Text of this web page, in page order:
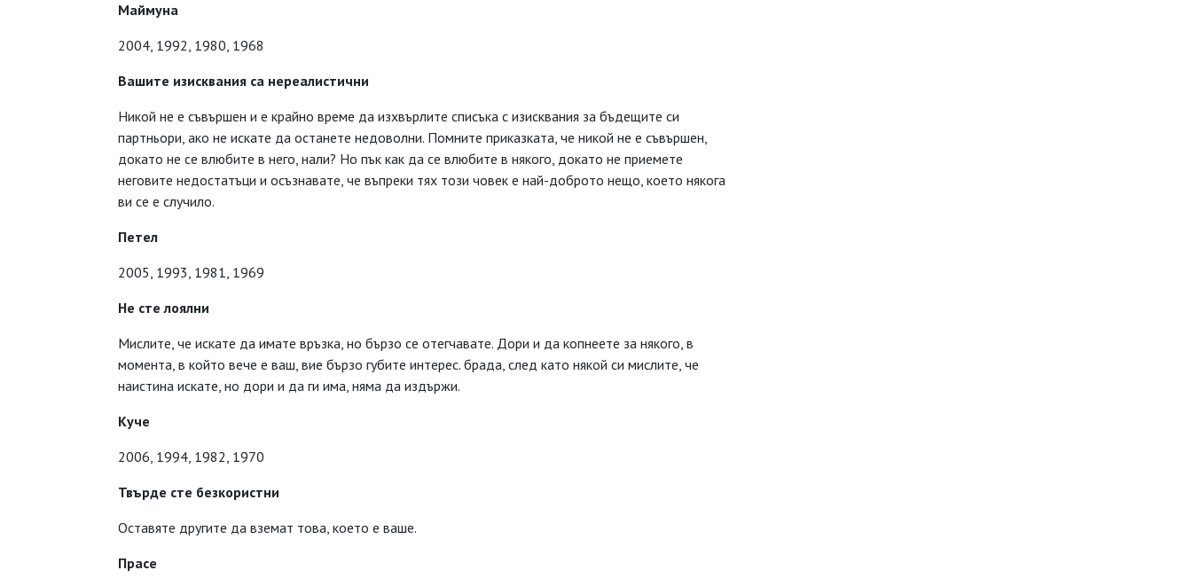
Маймуна
2004, 1992, 1980, 1968
Вашите изисквания са нереалистични
Никой не е съвършен и е крайно време да изхвърлите списъка с изисквания за бъдещите си
партньори, ако не искате да останете недоволни. Помните приказката, че никой не е съвършен,
докато не се влюбите в него, нали? Но пък как да се влюбите в някого, докато не приемете
неговите недостатъци и осъзнавате, че въпреки тях този човек е най-доброто нещо, което някога
ви се е случило.
Петел
2005, 1993, 1981, 1969
Не сте лоялни
Мислите, че искате да имате връзка, но бързо се отегчавате. Дори и да копнеете за някого, в
момента, в който вече е ваш, вие бързо губите интерес. брада, след като някой си мислите, че
наистина искате, но дори и да ги има, няма да издържи.
Куче
2006, 1994, 1982, 1970
Твърде сте безкористни
Оставяте другите да вземат това, което е ваше.
Прасе